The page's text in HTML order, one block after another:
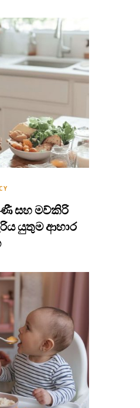
සහ මව්කිරි
යුතුම ආහාර